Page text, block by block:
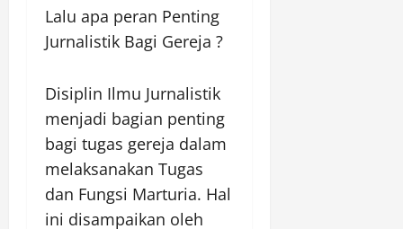
Lalu apa peran Penting
Jurnalistik Bagi Gereja ?
Disiplin Ilmu Jurnalistik
menjadi bagian penting
bagi tugas gereja dalam
melaksanakan Tugas
dan Fungsi Marturia. Hal
ini disampaikan oleh